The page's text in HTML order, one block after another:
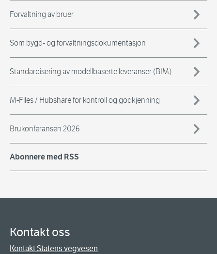
Forvaltning av bruer
Som bygd- og forvaltningsdokumentasjon
Standardisering av modellbaserte leveranser (BIM)
M-Files / Hubshare for kontroll og godkjenning
Brukonferansen 2026
Abonnere med RSS
Kontakt oss
Kontakt Statens vegvesen